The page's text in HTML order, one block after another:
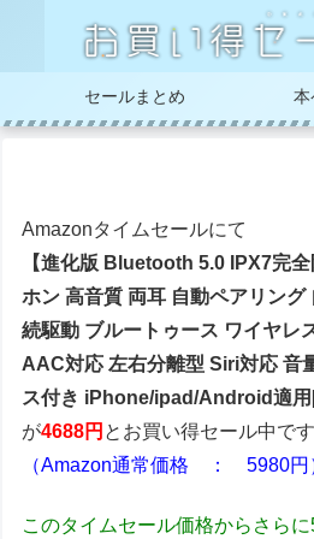
セールまとめ
Amazonタイムセールにて
【進化版 Bluetooth 5.0 IPX7完
ホン 高音質 両耳 自動ペアリング
続駆動 ブルートゥース ワイヤレ
AAC対応 左右分離型 Siri対応 音
ス付き iPhone/ipad/Android適
が4688円 とお買い得セール中です
（Amazon通常価格 ： 5980円
このタイムセール価格からさら